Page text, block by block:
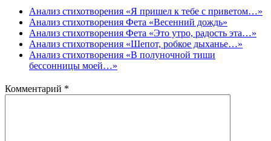
Анализ стихотворения «Я пришел к тебе с приветом…»
Анализ стихотворения Фета «Весенний дождь»
Анализ стихотворения Фета «Это утро, радость эта…»
Анализ стихотворения «Шепот, робкое дыханье…»
Анализ стихотворения «В полуночной тиши
бессонницы моей…»
Комментарий *